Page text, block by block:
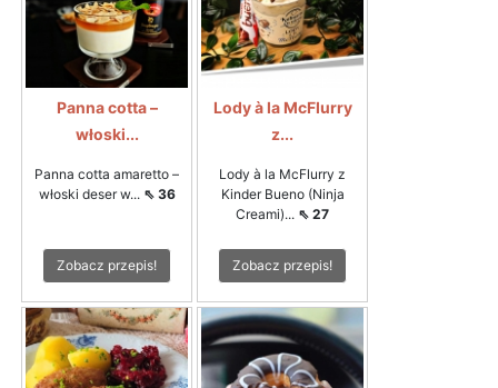
Panna cotta –
włoski...
Panna cotta amaretto –
włoski deser w... ⇖ 36
Zobacz przepis!
Lody à la McFlurry
z...
Lody à la McFlurry z
Kinder Bueno (Ninja
Creami)... ⇖ 27
Zobacz przepis!